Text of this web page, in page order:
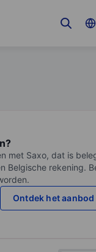
met Saxo, dat is
Belgische rekening.
Ontdek het aanbod